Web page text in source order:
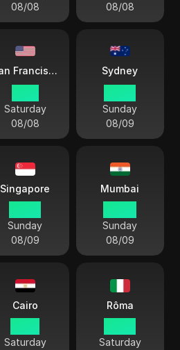
08/08
08/08
San Francisco
Saturday
08/08
Sydney
Sunday
08/09
Singapore
Sunday
08/09
Mumbai
Sunday
08/09
Cairo
Saturday
Rôma
Saturday